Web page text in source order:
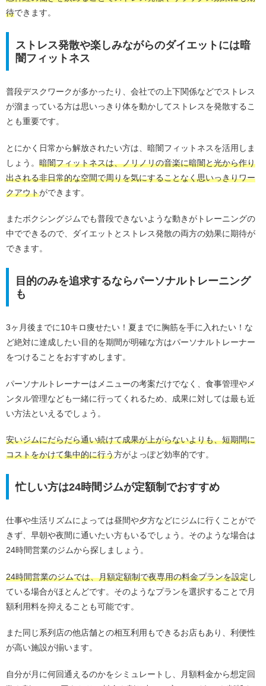
待できます。
ストレス発散や楽しみながらのダイエットには暗
闇フィットネス
普段デスクワークが多かったり、会社での上下関係などでストレス
が溜まっている方は思いっきり体を動かしてストレスを発散するこ
とも重要です。
とにかく日常から解放されたい方は、暗闇フィットネスを活用しま
しょう。 暗闇フィットネスは、ノリノリの音楽に暗闇と光から作り
出される非日常的な空間で周りを気にすることなく思いっきりワー
クアウトができます。
またボクシングジムでも普段できないような動きがトレーニングの
中でできるので、ダイエットとストレス発散の両方の効果に期待が
できます。
目的のみを追求するならパーソナルトレーニング
も
3ヶ月後までに10キロ痩せたい！夏までに胸筋を手に入れたい！な
ど絶対に達成したい目的を期間が明確な方はパーソナルトレーナー
をつけることをおすすめします。
パーソナルトレーナーはメニューの考案だけでなく、食事管理やメ
ンタル管理なども一緒に行ってくれるため、成果に対しては最も近
い方法といえるでしょう。
安いジムにだらだら通い続けて成果が上がらないよりも、短期間に
コストをかけて集中的に行う方がよっぽど効率的です。
忙しい方は24時間ジムが定額制でおすすめ
仕事や生活リズムによっては昼間や夕方などにジムに行くことがで
きず、早朝や夜間に通いたい方もいるでしょう。そのような場合は
24時間営業のジムから探しましょう。
24時間営業のジムでは、月額定額制で夜専用の料金プランを設定し
ている場合がほとんどです。そのようなプランを選択することで月
額利用料を抑えることも可能です。
また同じ系列店の他店舗との相互利用もできるお店もあり、利便性
が高い施設が揃います。
自分が月に何回通えるのかをシミュレートし、月額料金から想定回